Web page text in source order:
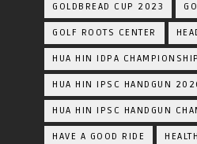
GOLDBREAD CUP 2023
GOLF ROOTS CENTER
HUA HIN IDPA
HUA HIN IPSC HANDGUN
HUA HIN IPSC HANDGUN
HAVE A GOOD RIDE